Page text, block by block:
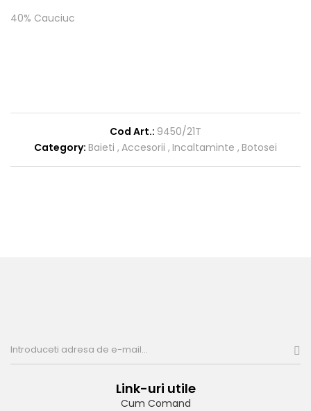
40% Cauciuc
Cod Art.: 9450/21T
Category: Baieti Accesorii Incaltaminte Botosei
Link-uri utile
Cum Comand